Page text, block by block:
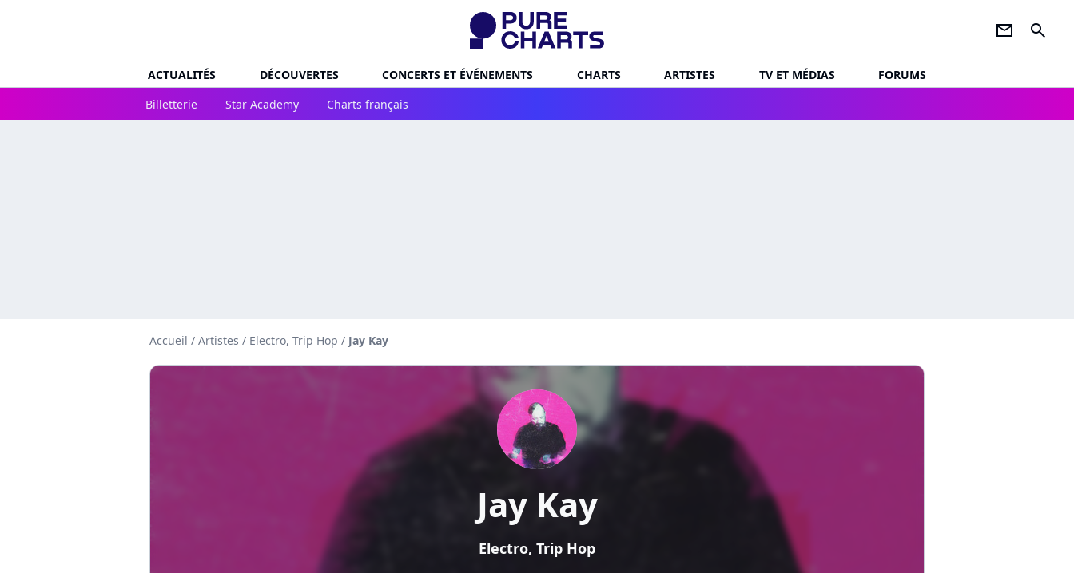
newsletter search
ACTUALITÉS DÉCOUVERTES CONCERTS ET ÉVÉNEMENTS CHARTS ARTISTES TV ET MÉDIAS
FORUMS
Billetterie
Star Academy Charts français
Accueil / Artistes / Electro, Trip Hop / Jay Kay
Jay Kay
Electro, Trip Hop